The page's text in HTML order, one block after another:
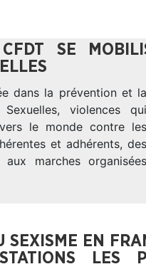
SE
dans la prévention et la
violences qui
le monde contre les
et adhérents, des
marches organisées
SEXISME EN
LES